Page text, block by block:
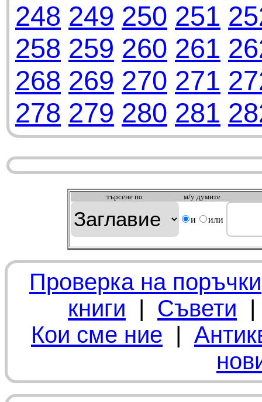
248 249 250 251
258 259 260 261
268 269 270 271
278 279 280 281
търсeне по м/у думите
и или
Проверка на поръчки
книги | Съвети
Кои сме ние |